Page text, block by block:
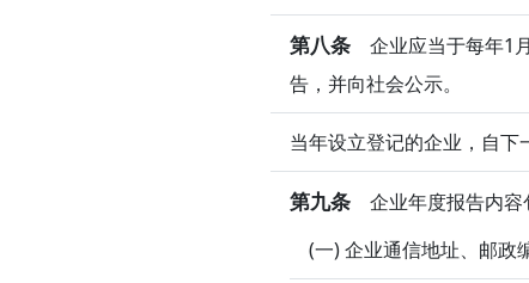
第八条 企业应当于每年1
告，并向社会公示。
当年设立登记的企业，自下
第九条 企业年度报告内容
(一) 企业通信地址、邮政